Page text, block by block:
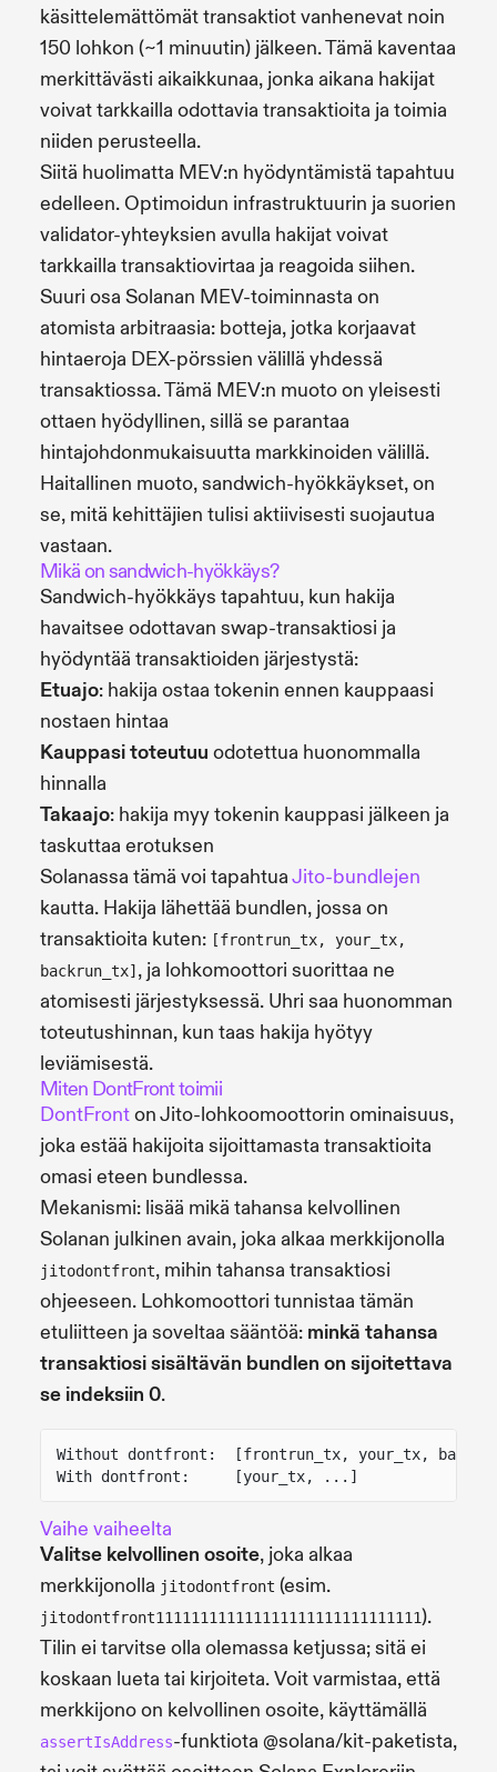
käsittelemättömät transaktiot vanhenevat noin
150 lohkon (~1 minuutin) jälkeen. Tämä kaventaa
merkittävästi aikaikkunaa, jonka aikana hakijat
voivat tarkkailla odottavia transaktioita ja toimia
niiden perusteella.
Siitä huolimatta MEV:n hyödyntämistä tapahtuu
edelleen. Optimoidun infrastruktuurin ja suorien
validator-yhteyksien avulla hakijat voivat
tarkkailla transaktiovirtaa ja reagoida siihen.
Suuri osa Solanan MEV-toiminnasta on
atomista arbitraasia: botteja, jotka korjaavat
hintaeroja DEX-pörssien välillä yhdessä
transaktiossa. Tämä MEV:n muoto on yleisesti
ottaen hyödyllinen, sillä se parantaa
hintajohdonmukaisuutta markkinoiden välillä.
Haitallinen muoto, sandwich-hyökkäykset, on
se, mitä kehittäjien tulisi aktiivisesti suojautua
vastaan.
Mikä on sandwich-hyökkäys?
Sandwich-hyökkäys tapahtuu, kun hakija
havaitsee odottavan swap-transaktiosi ja
hyödyntää transaktioiden järjestystä:
Etuajo: hakija ostaa tokenin ennen kauppaasi
nostaen hintaa
Kauppasi toteutuu odotettua huonommalla
hinnalla
Takaajo: hakija myy tokenin kauppasi jälkeen ja
taskuttaa erotuksen
Solanassa tämä voi tapahtuaJito-bundlejen
kautta. Hakija lähettää bundlen, jossa on
transaktioita kuten: [frontrun_tx, your_tx,
backrun_tx] , ja lohkomoottori suorittaa ne
atomisesti järjestyksessä. Uhri saa huonomman
toteutushinnan, kun taas hakija hyötyy
leviämisestä.
Miten DontFront toimii
DontFronton Jito-lohkoomoottorin ominaisuus,
joka estää hakijoita sijoittamasta transaktioita
omasi eteen bundlessa.
Mekanismi: lisää mikä tahansa kelvollinen
Solanan julkinen avain, joka alkaa merkkijonolla
jitodontfront, mihin tahansa transaktiosi
ohjeeseen. Lohkomoottori tunnistaa tämän
etuliitteen ja soveltaa sääntöä: minkä tahansa
transaktiosi sisältävän bundlen on sijoitettava
se indeksiin 0.
Without dontfront:  [frontrun_tx, your_tx,
With dontfront:     [your_tx, ...]
Vaihe vaiheelta
Valitse kelvollinen osoite, joka alkaa
merkkijonolla jitodontfront (esim.
jitodontfront111111111111111111111111111111).
Tilin ei tarvitse olla olemassa ketjussa; sitä ei
koskaan lueta tai kirjoiteta. Voit varmistaa, että
merkkijono on kelvollinen osoite, käyttämällä
assertIsAddress-funktiota @solana/kit-paketista,